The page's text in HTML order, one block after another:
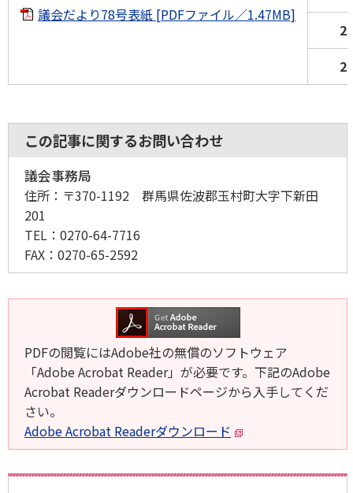
議会だより78号表紙 [PDFファイル／1.47MB]
この記事に関するお問い合わせ
議会事務局
住所： 〒370-1192 群馬県佐波郡玉村町大字下新田
201
TEL： 0270-64-7716
FAX： 0270-65-2592
PDFの閲覧にはAdobe社の無償のソフトウェア
「Adobe Acrobat Reader」が必要です。下記のAdobe
Acrobat Readerダウンロードページから入手してくだ
さい。
Adobe Acrobat Readerダウンロード